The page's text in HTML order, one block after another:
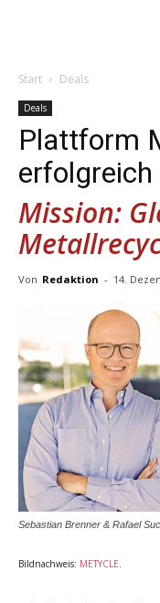
Start Deals
Deals
Plattform
erfolgreich
Mission:
Von Redaktion - 14.
Sebastian Brenner & Rafael
Bildnachweis: METYCLE.